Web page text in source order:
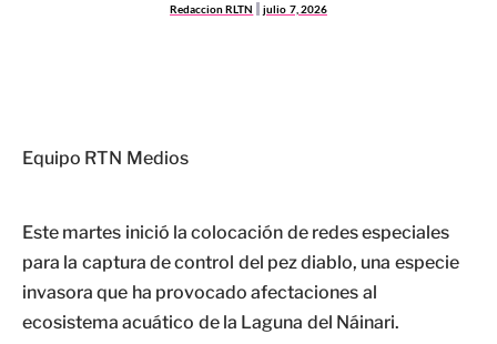
Redaccion RLTN julio 7, 2026
Equipo RTN Medios
Este martes inició la colocación de redes especiales
para la captura de control del pez diablo, una especie
invasora que ha provocado afectaciones al
ecosistema acuático de la Laguna del Náinari.